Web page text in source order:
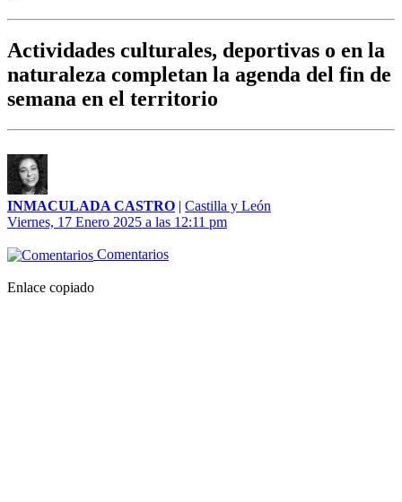
Actividades culturales, deportivas o en la
naturaleza completan la agenda del fin de
semana en el territorio
INMACULADA CASTRO | Castilla y León
Viernes, 17 Enero 2025 a las 12:11 pm
Comentarios
Enlace copiado